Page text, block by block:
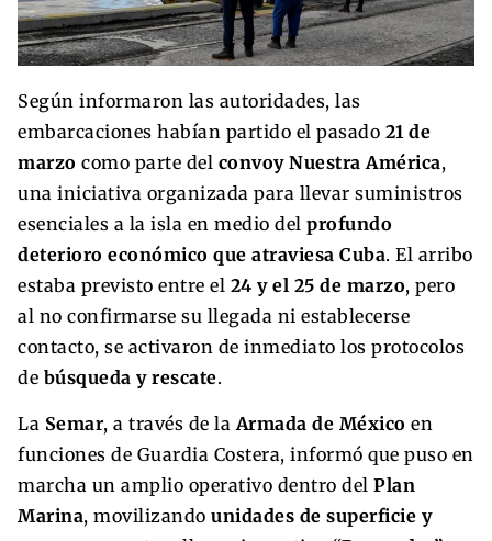
Según informaron las autoridades, las
embarcaciones habían partido el pasado 21 de
marzo como parte del convoy Nuestra América,
una iniciativa organizada para llevar suministros
esenciales a la isla en medio del profundo
deterioro económico que atraviesa Cuba. El arribo
estaba previsto entre el 24 y el 25 de marzo, pero
al no confirmarse su llegada ni establecerse
contacto, se activaron de inmediato los protocolos
de búsqueda y rescate.
La Semar, a través de la Armada de México en
funciones de Guardia Costera, informó que puso en
marcha un amplio operativo dentro del Plan
Marina, movilizando unidades de superficie y